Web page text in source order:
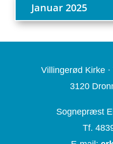
Januar 2025
Villingerød Kirke ·
3120
Sognepræst
Tf.